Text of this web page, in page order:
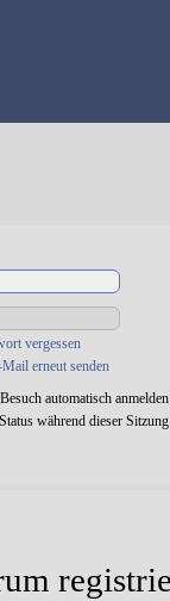
vergessen
erneut senden
automatisch anmelden
während dieser